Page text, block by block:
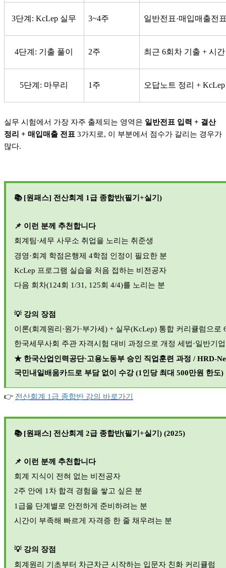
3단계: KcLep 실무 3~4주 일반전표·매입매출전
4단계: 기출 풀이 2주 최근 6회차 기출 + 시
5단계: 마무리 1주 오답노트 정리 +
실무 시험에서 가장 자주 출제되는 영역은 일반전표 입력 + 결산
정리 + 매입매출 전표 3가지로, 이 부분에서 점수가 갈리는 경우가
많다.
📚 [원패스] 전산회계 1급 종합반(필기+실기)
📌 이런 분께 추천합니다
회계팀·세무 사무소 취업을 노리는 취준생
경영·회계 학점은행제 4학점 인정이 필요한 분
KcLep 프로그램 실습을 처음 접하는 비전공자
다음 회차(124회 1/31, 125회 4/4)를 노리는 분
💡 강의 장점
이론(회계원리·원가·부가세) + 실무(KcLep) 통합 커리큘럼으로
한국세무사회 주관 자격시험 대비 과정으로 개정 세법·일반기
★ 한국산업인력공단·고용노동부 승인 직업훈련 과정 / HRD-
국민내일배움카드로 부담 없이 수강 (1인당 최대 500만원 한도)
👉 전산회계 1급 종합반 강의 바로가기
📚 [원패스] 전산회계 2급 종합반(필기+실기) (2025)
📌 이런 분께 추천합니다
회계 지식이 전혀 없는 비전공자
2주 안에 1차 합격 경험을 쌓고 싶은 분
1 급을 단계별로 안전하게 준비하려는 분
시간이 부족해 빠르게 자격증 한 줄 채우려는 분
💡 강의 장점
회계원리 기초부터 차근차근 시작하는 입문자 친화 커리큘럼